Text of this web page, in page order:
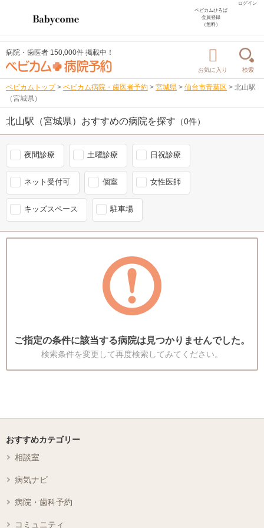
ログイン
ベビカムひろば
会員登録
（無料）
病院・歯医者 150,000件 掲載中！
お気に入り 検索
ベビカムトップ > ベビカム病院・歯医者予約 > 宮城県 > 仙台市青葉区 > 北山駅
（宮城県）
北山駅（宮城県）おすすめの病院を探す （0件）
夜間診療 土曜診療 日祝診療
ネット受付可 個室 女性医師
キッズスペース 駐車場
ご指定の条件に該当する病院は見つかりませんでした。
検索条件を変更して再度検索してみてください。
おすすめカテゴリー
相談室
病気ナビ
病院・歯科予約
コミュニティ